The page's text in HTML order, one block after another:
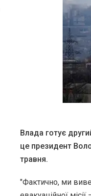
Влада готує
це президент
травня.
"Фактично, ми